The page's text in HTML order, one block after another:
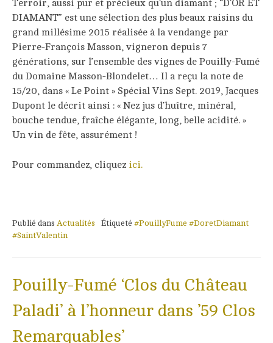
Terroir, aussi pur et précieux qu’un diamant ; “D’OR ET
DIAMANT” est une sélection des plus beaux raisins du
grand millésime 2015 réalisée à la vendange par
Pierre-François Masson, vigneron depuis 7
générations, sur l’ensemble des vignes de Pouilly-Fumé
du Domaine Masson-Blondelet… Il a reçu la note de
15/20, dans « Le Point » Spécial Vins Sept. 2019, Jacques
Dupont le décrit ainsi : « Nez jus d’huître, minéral,
bouche tendue, fraîche élégante, long, belle acidité. »
Un vin de fête, assurément !
Pour commandez, cliquez ici.
Publié dans Actualités Étiqueté #PouillyFume #DoretDiamant
#SaintValentin
Pouilly-Fumé ‘Clos du Château
Paladi’ à l’honneur dans ’59 Clos
Remarquables’